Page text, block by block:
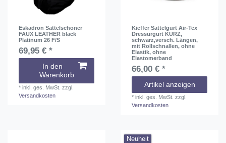
Eskadron Sattelschoner
FAUX LEATHER black
Platinum 26 F/S
69,95 € *
In den
Warenkorb
*inkl. ges. MwSt. zzgl.
Versandkosten
Kieffer Sattelgurt Air-Tex
Dressurgurt KURZ,
schwarz,versch. Längen,
mit Rollschnallen, ohne
Elastik, ohne
Elastomerband
66,00 € *
Artikel anzeigen
*inkl. ges. MwSt. zzgl.
Versandkosten
Neuheit